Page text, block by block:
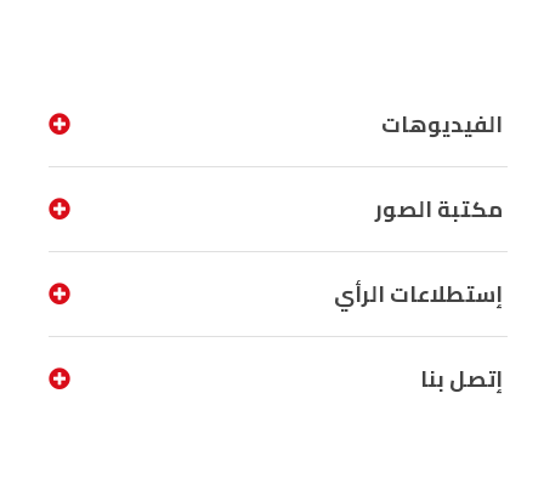
الفيديوهات
مكتبة الصور
إستطلاعات الرأي
إتصل بنا